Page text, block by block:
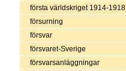
första världskriget 1914-1918
försurning
försvar
försvaret-Sverige
försvarsanläggningar